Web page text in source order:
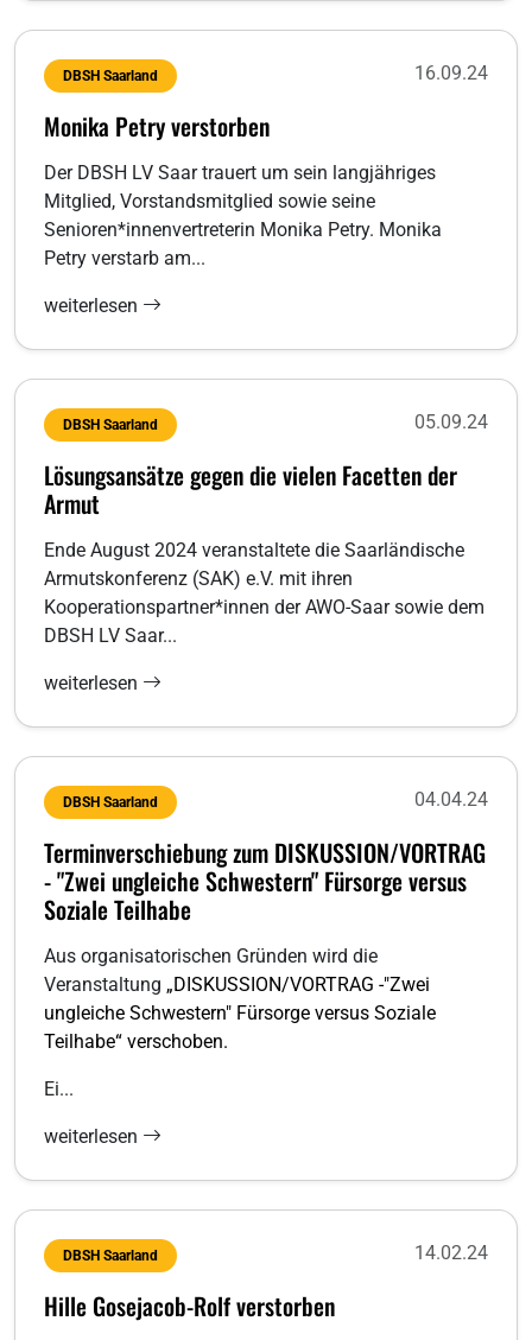
DBSH Saarland 16.09.24
Monika Petry verstorben
Der DBSH LV Saar trauert um sein langjähriges
Mitglied, Vorstandsmitglied sowie seine
Senioren*innenvertreterin Monika Petry. Monika
Petry verstarb am...
weiterlesen
DBSH Saarland 05.09.24
Lösungsansätze gegen die vielen Facetten der
Armut
Ende August 2024 veranstaltete die Saarländische
Armutskonferenz (SAK) e.V. mit ihren
Kooperationspartner*innen der AWO-Saar sowie dem
DBSH LV Saar...
weiterlesen
DBSH Saarland 04.04.24
Terminverschiebung zum DISKUSSION/VORTRAG
- "Zwei ungleiche Schwestern" Fürsorge versus
Soziale Teilhabe
Aus organisatorischen Gründen wird die
Veranstaltung „DISKUSSION/VORTRAG -"Zwei
ungleiche Schwestern" Fürsorge versus Soziale
Teilhabe“ verschoben.
Ei...
weiterlesen
DBSH Saarland 14.02.24
Hille Gosejacob-Rolf verstorben